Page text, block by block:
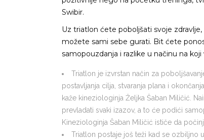
Swibir.
Uz triatlon ćete poboljšati svoje
možete sami sebe gurati. Bit ćete
samopouzdanja i razlike u načinu na koji
Triatlon je izvrstan način za
postavljanja cilja, stvaranja plana i
kaže kineziologinja Željka Šaban Miličić.
prevladati svaki izazov, a to će podići
Kineziologinja Šaban Miličić ističe da
Triatlon postaje još teži kad se ozbiljno